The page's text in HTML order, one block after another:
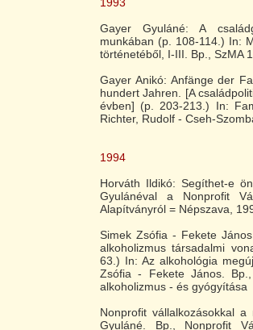
Gayer Gyuláné: A
munkában (p. 108-114.) In:
történetéből, I-III. Bp., SzMA
Gayer Anikó: Anfänge der
hundert Jahren. [A
évben] (p. 203-213.) In:
Richter, Rudolf - Cseh-
1994
Horváth Ildikó: Segíthet-e
Gyulánéval a Nonprofit
Alapítványról = Népszava,
Simek Zsófia - Fekete
alkoholizmus társadalmi
63.) In: Az alkohológia
Zsófia - Fekete János.
alkoholizmus - és gyógyítása
Nonprofit vállalkozásokkal
Gyuláné. Bp., Nonprofit